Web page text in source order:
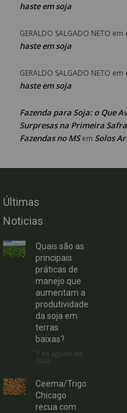
haste em soja
GERALDO SALGADO NETO em
haste em soja
GERALDO SALGADO NETO em
haste em soja
Fazenda para Soja: o Que
Surpresas na Primeira
Fazendas no MSem Solos
Últimas
Noticias
Quais são as
principais
práticas de
manejo que
aumentam a
produtividade
da soja em
terras
baixas?
7 de agosto de
2026
Ceema/Trigo:
Chicago
recua com